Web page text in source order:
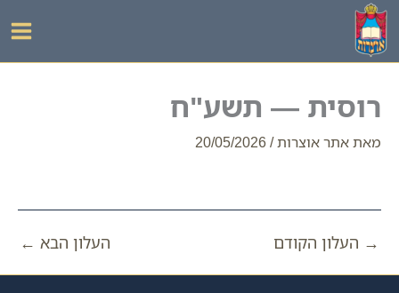
דילוג
לתוכן
רוסית — תשע"ח
מאתאתר אוצרות/
20/05/2026
→ העלון הקודם העלון הבא ←